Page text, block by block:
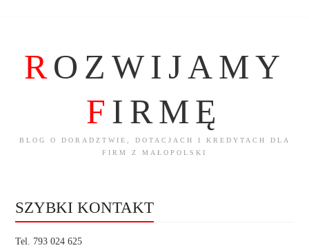
ROZWIJAMY
F IRMĘ
BLOG O DORADZTWIE, DOTACJACH I KREDYTACH DLA
FIRM Z MAŁOPOLSKI
SZYBKI KONTAKT
Tel. 793 024 625